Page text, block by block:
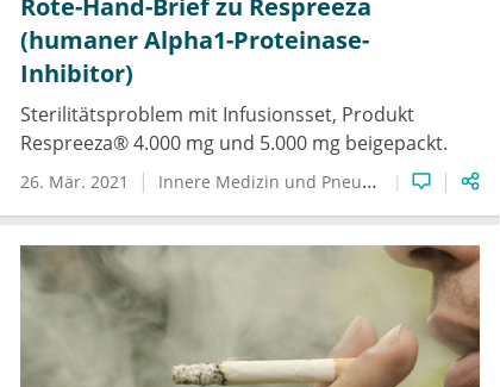
(humaner Alpha1-Proteinase-
Inhibitor)
Sterilitätsproblem mit Infusionsset, Produkt
Respreeza® 4.000 mg und 5.000 mg beigepackt.
26. Mär. 2021 Innere Medizin und Pneumologie